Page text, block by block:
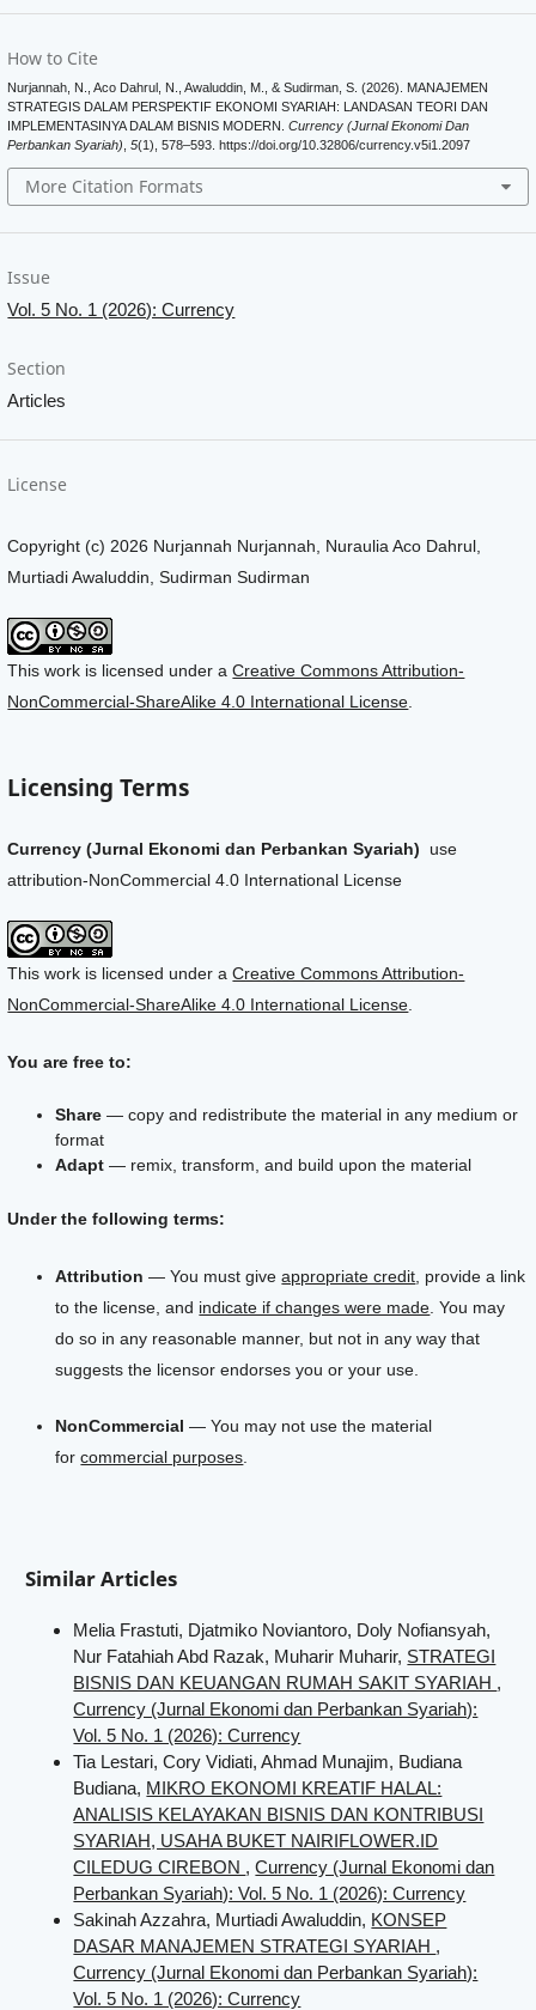
How to Cite
Nurjannah, N., Aco Dahrul, N., Awaluddin, M., & Sudirman, S. (2026). MANAJEMEN
STRATEGIS DALAM PERSPEKTIF EKONOMI SYARIAH: LANDASAN TEORI DAN
IMPLEMENTASINYA DALAM BISNIS MODERN.Currency (Jurnal Ekonomi Dan
Perbankan Syariah) ,5(1), 578–593. https://doi.org/10.32806/currency.v5i1.2097
More Citation Formats
Issue
Vol. 5 No. 1 (2026): Currency
Section
Articles
License
Copyright (c) 2026 Nurjannah Nurjannah, Nuraulia Aco Dahrul,
Murtiadi Awaluddin, Sudirman Sudirman
This work is licensed under aCreative Commons Attribution-
NonCommercial-ShareAlike 4.0 International License.
Licensing Terms
Currency (Jurnal Ekonomi dan Perbankan Syariah)
use
attribution-NonCommercial 4.0 International License
This work is licensed under aCreative Commons Attribution-
NonCommercial-ShareAlike 4.0 International License
You are free to:
Share — copy and redistribute the material in any medium or
format
Adapt — remix, transform, and build upon the material
Under the following terms:
Attribution — You must giveappropriate credit , provide a link
to the license, and indicate if changes were made . You may
do so in any reasonable manner, but not in any way that
suggests the licensor endorses you or your use.
NonCommercial — You may not use the material
forcommercial purposes.
Similar Articles
Melia Frastuti, Djatmiko Noviantoro, Doly Nofiansyah,
Nur Fatahiah Abd Razak, Muharir Muharir, STRATEGI
BISNIS DAN KEUANGAN RUMAH SAKIT SYARIAH ,
Currency (Jurnal Ekonomi dan Perbankan Syariah):
Vol. 5 No. 1 (2026): Currency
Tia Lestari, Cory Vidiati, Ahmad Munajim, Budiana
Budiana, MIKRO EKONOMI KREATIF HALAL:
ANALISIS KELAYAKAN BISNIS DAN KONTRIBUSI
SYARIAH, USAHA BUKET NAIRIFLOWER.ID
CILEDUG CIREBON ,Currency (Jurnal Ekonomi dan
Perbankan Syariah): Vol. 5 No. 1 (2026): Currency
Sakinah Azzahra, Murtiadi Awaluddin, KONSEP
DASAR MANAJEMEN STRATEGI SYARIAH ,
Currency (Jurnal Ekonomi dan Perbankan Syariah):
Vol. 5 No. 1 (2026): Currency